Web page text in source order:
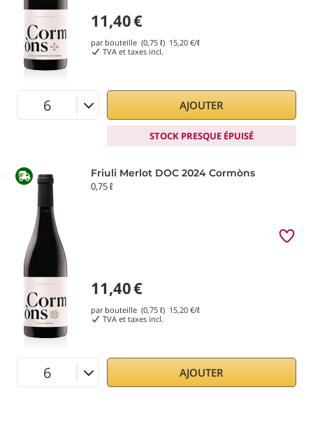
11,40€
par bouteille (0,75 ℓ) 15,20 €/ℓ
TVA et taxes incl.
AJOUTER
STOCK PRESQUE ÉPUISÉ
Friuli Merlot DOC 2024 Cormòns
0,75 ℓ
11,40€
par bouteille (0,75 ℓ) 15,20 €/ℓ
TVA et taxes incl.
AJOUTER